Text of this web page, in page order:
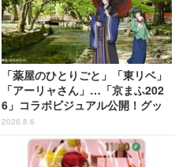
「薬屋のひとりごと」「東リベ」
「アーリャさん」…「京まふ202
6」コラボビジュアル公開！グッ
ズなどの最新情報も
2026.8.6